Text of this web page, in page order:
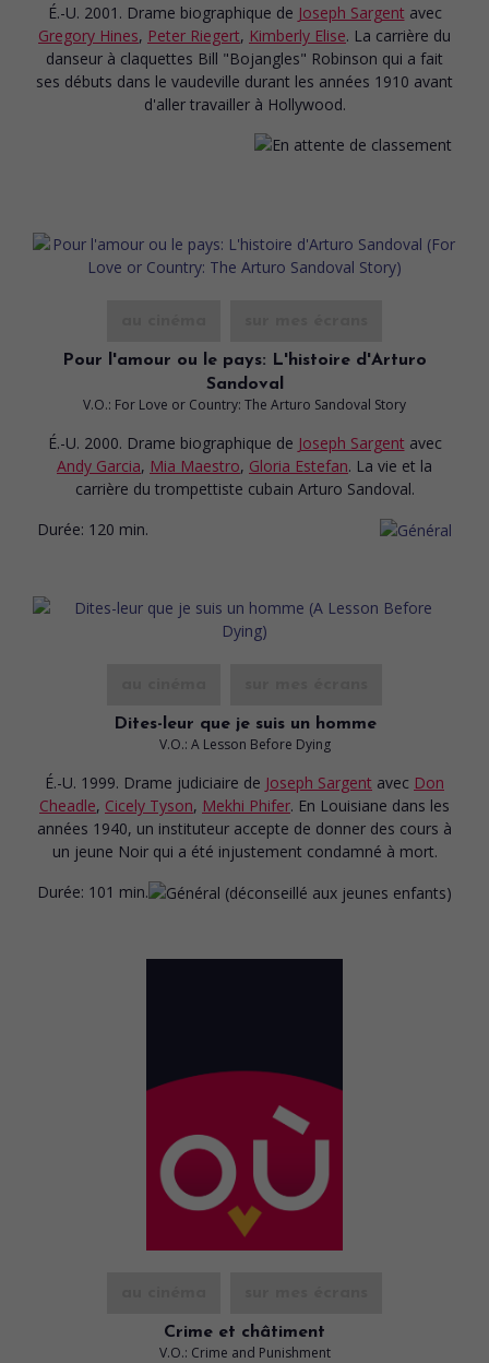
É.-U. 2001. Drame biographique de Joseph Sargent avec
Gregory Hines, Peter Riegert, Kimberly Elise. La carrière du
danseur à claquettes Bill "Bojangles" Robinson qui a fait
ses débuts dans le vaudeville durant les années 1910 avant
d'aller travailler à Hollywood.
Pour l'amour ou le pays: L'histoire d'Arturo
Sandoval
V.O.: For Love or Country: The Arturo Sandoval Story
É.-U. 2000. Drame biographique de Joseph Sargent avec
Andy Garcia, Mia Maestro, Gloria Estefan. La vie et la
carrière du trompettiste cubain Arturo Sandoval.
Durée: 120 min.
Dites-leur que je suis un homme
V.O.: A Lesson Before Dying
É.-U. 1999. Drame judiciaire de Joseph Sargent avec Don
Cheadle, Cicely Tyson, Mekhi Phifer. En Louisiane dans les
années 1940, un instituteur accepte de donner des cours à
un jeune Noir qui a été injustement condamné à mort.
Durée: 101 min.
Crime et châtiment
V.O.: Crime and Punishment